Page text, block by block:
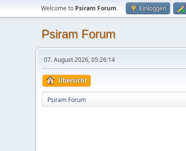
Welcome to Psiram Forum. Einloggen
Psiram Forum
07. August 2026, 05:26:14
Übersicht
Psiram Forum